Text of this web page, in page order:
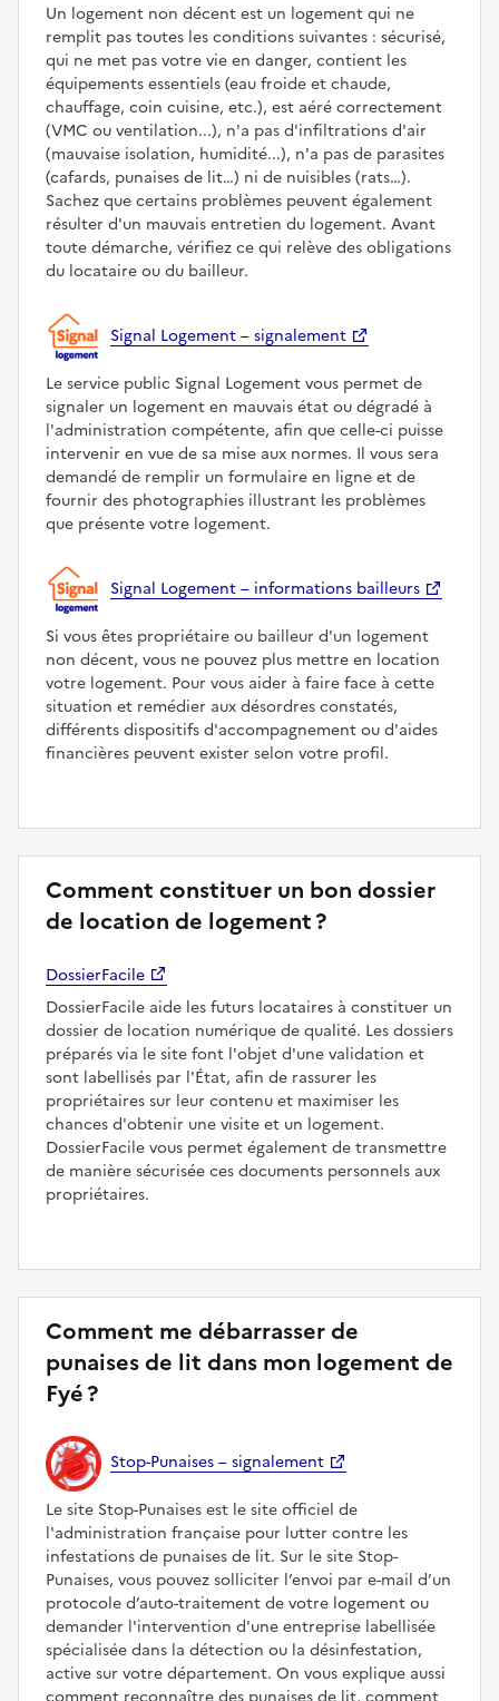
Un logement non décent est un logement qui ne
remplit pas toutes les conditions suivantes : sécurisé,
qui ne met pas votre vie en danger, contient les
équipements essentiels (eau froide et chaude,
chauffage, coin cuisine, etc.), est aéré correctement
(VMC ou ventilation...), n'a pas d'infiltrations d'air
(mauvaise isolation, humidité...), n'a pas de parasites
(cafards, punaises de lit…) ni de nuisibles (rats…).
Sachez que certains problèmes peuvent également
résulter d'un mauvais entretien du logement. Avant
toute démarche, vérifiez ce qui relève des obligations
du locataire ou du bailleur.
Signal Logement – signalement
Le service public Signal Logement vous permet de
signaler un logement en mauvais état ou dégradé à
l'administration compétente, afin que celle-ci puisse
intervenir en vue de sa mise aux normes. Il vous sera
demandé de remplir un formulaire en ligne et de
fournir des photographies illustrant les problèmes
que présente votre logement.
Signal Logement – informations bailleurs
Si vous êtes propriétaire ou bailleur d'un logement
non décent, vous ne pouvez plus mettre en location
votre logement. Pour vous aider à faire face à cette
situation et remédier aux désordres constatés,
différents dispositifs d'accompagnement ou d'aides
financières peuvent exister selon votre profil.
Comment constituer un bon dossier
de location de logement ?
DossierFacile
DossierFacile aide les futurs locataires à constituer un
dossier de location numérique de qualité. Les dossiers
préparés via le site font l'objet d'une validation et
sont labellisés par l'État, afin de rassurer les
propriétaires sur leur contenu et maximiser les
chances d'obtenir une visite et un logement.
DossierFacile vous permet également de transmettre
de manière sécurisée ces documents personnels aux
propriétaires.
Comment me débarrasser de
punaises de lit dans mon logement de
Fyé ?
Stop-Punaises – signalement
Le site Stop-Punaises est le site officiel de
l'administration française pour lutter contre les
infestations de punaises de lit. Sur le site Stop-
Punaises, vous pouvez solliciter l’envoi par e-mail d’un
protocole d’auto-traitement de votre logement ou
demander l'intervention d'une entreprise labellisée
spécialisée dans la détection ou la désinfestation,
active sur votre département. On vous explique aussi